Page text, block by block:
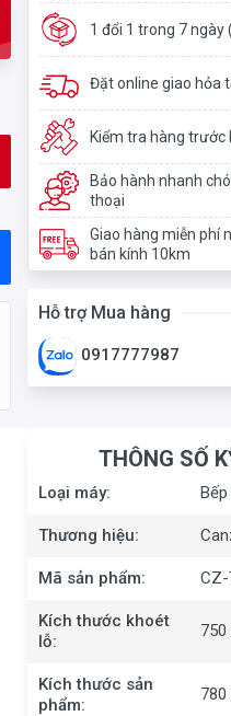
1 đổi 1 trong 7
Đặt online giao hỏa
Kiểm tra hàng trước
Bảo hành nhanh
thoại
Giao hàng miễn phí
bán kính 10km
Hỗ trợ Mua hàng
0917777987
THÔNG SỐ
Loại máy:
Thương hiệu:
Mã sản phẩm: CZ-
Kích thước khoét
lỗ:
Kích thước sản
phẩm: